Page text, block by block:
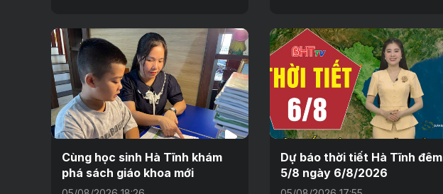
Cùng học sinh Hà Tĩnh khám
phá sách giáo khoa mới
Dự báo thời tiết Hà Tĩnh đêm
5/8 ngày 6/8/2026